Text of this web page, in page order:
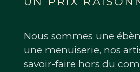
Nous sommes une
une menuiserie, nos
savoir-faire hors du